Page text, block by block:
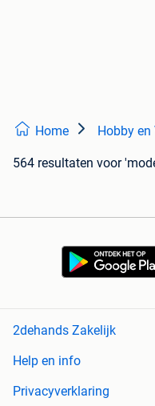
Home Hobby en
564 resultaten voor
2dehands Zakelijk
Help en info
Privacyverklaring